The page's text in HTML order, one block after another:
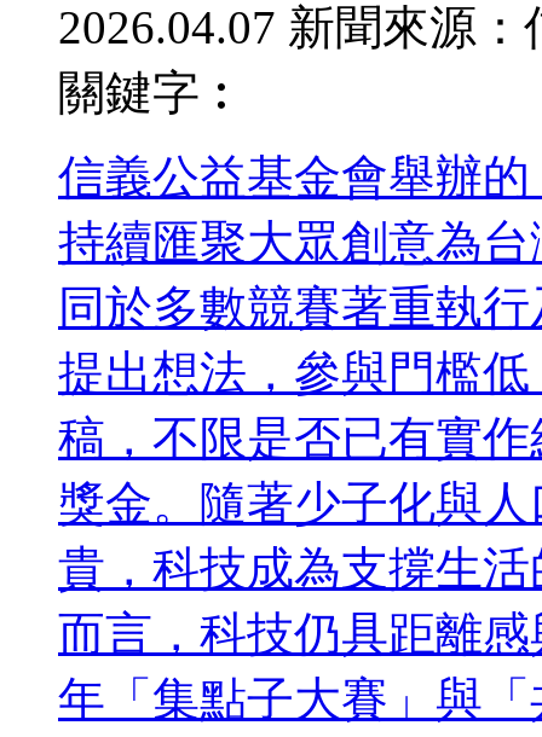
2026.04.07 新聞來源：
關鍵字︰
信義公益基金會舉辦
持續匯聚大眾創意為
同於多數競賽著重執
提出想法，參與門檻
稿，不限是否已有實
獎金。隨著少子化與
貴，科技成為支撐生
而言，科技仍具距離
年「集點子大賽」與